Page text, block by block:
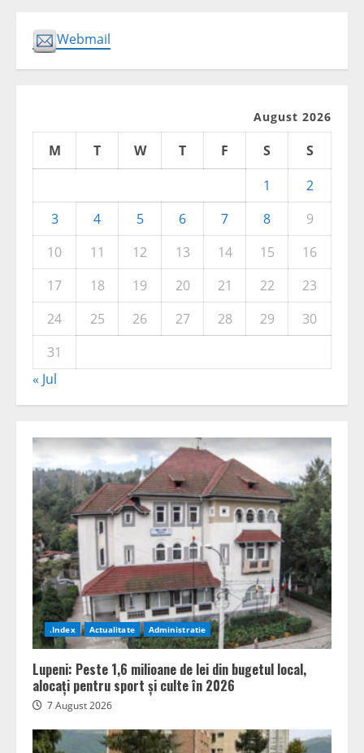
Webmail
August 2026
M T W T F S
S
1
2
3
4 5 6 7 8
9
10
11 12 13 14 15
16
17
18 19 20 21 22
23
24
25 26 27 28 29
30
31
« Jul
.Index Actualitate Administratie
Lupeni: Peste 1,6 milioane de lei din bugetul local,
alocați pentru sport și culte în 2026
7 August 2026